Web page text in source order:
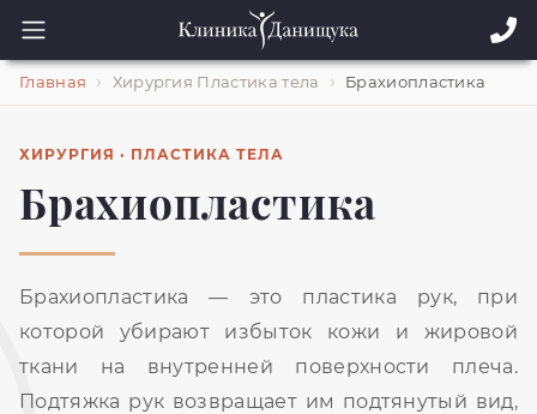
Главная Хирургия Пластика тела Брахиопластика
ХИРУРГИЯ · ПЛАСТИКА ТЕЛА
Брахиопластика
Брахиопластика — это пластика рук, при
которой убирают избыток кожи и жировой
ткани на внутренней поверхности плеча.
Подтяжка рук возвращает им подтянутый вид,